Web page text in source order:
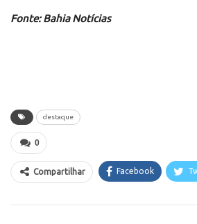
Fonte: Bahia Notícias
destaque
0
Compartilhar Facebook